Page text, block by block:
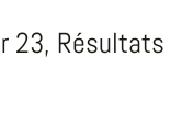
23, Résultats